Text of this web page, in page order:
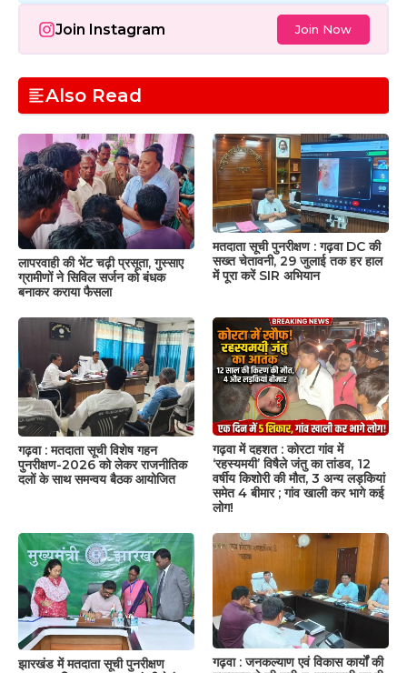
Join Instagram Join Now
Also Read
लापरवाही की भेंट चढ़ी प्रसूता, गुस्साए
ग्रामीणों ने सिविल सर्जन को बंधक
बनाकर कराया फैसला
मतदाता सूची पुनरीक्षण : गढ़वा DC की
सख्त चेतावनी, 29 जुलाई तक हर हाल
में पूरा करें SIR अभियान
गढ़वा : मतदाता सूची विशेष गहन
पुनरीक्षण-2026 को लेकर राजनीतिक
दलों के साथ समन्वय बैठक आयोजित
गढ़वा में दहशत : कोरटा गांव में
‘रहस्यमयी’ विषैले जंतु का तांडव, 12
वर्षीय किशोरी की मौत, 3 अन्य लड़कियां
समेत 4 बीमार ; गांव खाली कर भागे कई
लोग!
झारखंड में मतदाता सूची पुनरीक्षण
गढ़वा : जनकल्याण एवं विकास कार्यों की